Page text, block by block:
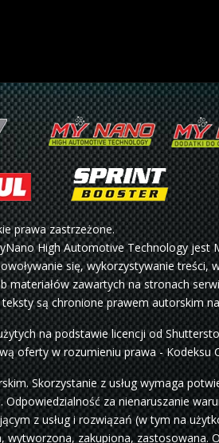
prawa zastrzeżone.
High Automotive Technology jest
się, wykorzystywanie
zawartych na stronach
są chronione prawem autorskim
na podstawie licencji od
oferty w rozumieniu prawa - Kodeksu
Skorzystanie z usług wymaga
za nienaruszanie
z usług i rozwiązań (w tym na
zakupiona, zastosowana.